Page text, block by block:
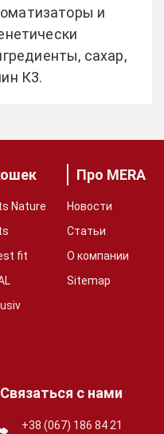
и
сахар,
К3.
Nature
fit
Про MERA
Новости
Статьи
О компании
Sitemap
Связаться с нами
+38 (067) 186 84 21